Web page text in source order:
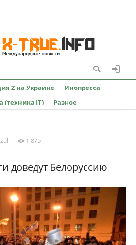
Z на Украине
Инопресса
(техника IT) Разное
1 875
доведут Белоруссию